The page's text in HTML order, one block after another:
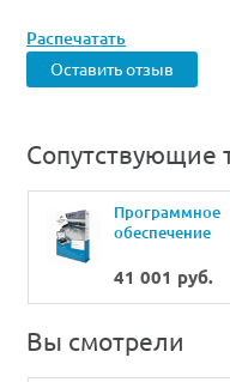
Распечатать
Оставить отзыв
Сопутствующие
Программное
обеспечение
Professional
41 001 руб.
Вы смотрели